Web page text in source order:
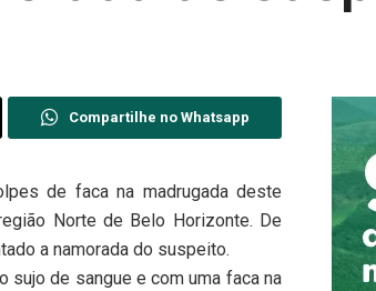
Compartilhe no Whatsapp
de faca na madrugada deste
Norte de Belo Horizonte. De
a namorada do suspeito.
sujo de sangue e com uma faca na